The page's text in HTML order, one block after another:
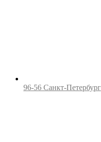
96-56 Санкт-Петербург